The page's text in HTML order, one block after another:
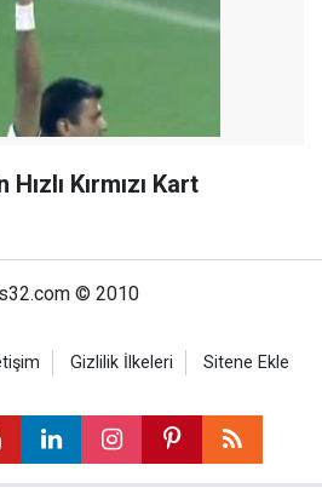
Kırmızı Kart
© 2010
Gizlilik İlkeleri Sitene Ekle